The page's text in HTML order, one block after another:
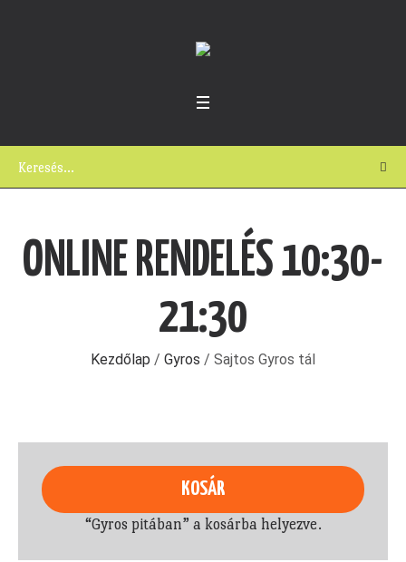
ONLINE RENDELÉS 10:30-
21:30
Kezdőlap / Gyros / Sajtos Gyros tál
KOSÁR
“Gyros pitában” a kosárba helyezve.